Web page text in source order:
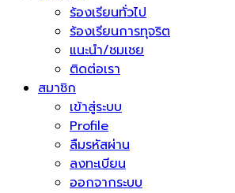
ร้องเรียนทั่วไป
ร้องเรียนการทุจริต
แนะนำ/ชมเชย
ติดต่อเรา
สมาชิก
เข้าสู่ระบบ
Profile
ลืมรหัสผ่าน
ลงทะเบียน
ออกจากระบบ